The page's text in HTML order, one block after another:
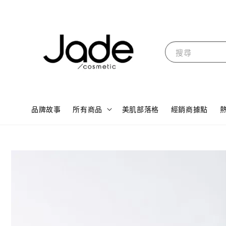
搜尋
品牌故事 所有商品 美肌部落格 經銷商據點